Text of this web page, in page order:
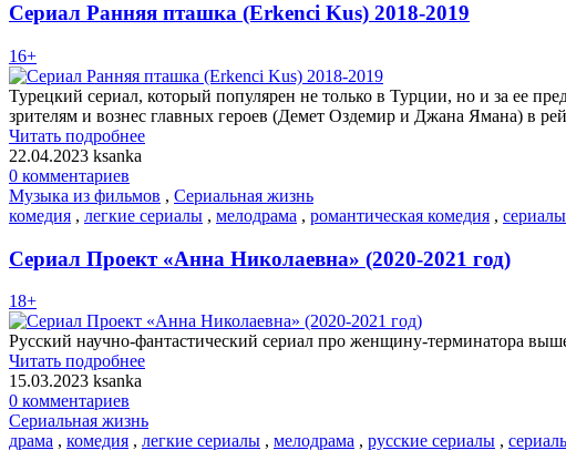
Сериал Ранняя пташка (Erkenci Kus) 2018-2019
16+
Турецкий сериал, который популярен не только в Турции, но и за ее
зрителям и вознес главных героев (Демет Оздемир и Джана Ямана) в
Читать подробнее
22.04.2023 ksanka
0 комментариев
Музыка из фильмов , Сериальная жизнь
комедия , легкие сериалы , мелодрама , романтическая комедия ,
Сериал Проект «Анна Николаевна» (2020-2021 год)
18+
Русский научно-фантастический сериал про женщину-терминатора
Читать подробнее
15.03.2023 ksanka
0 комментариев
Сериальная жизнь
драма , комедия , легкие сериалы , мелодрама , русские сериалы ,